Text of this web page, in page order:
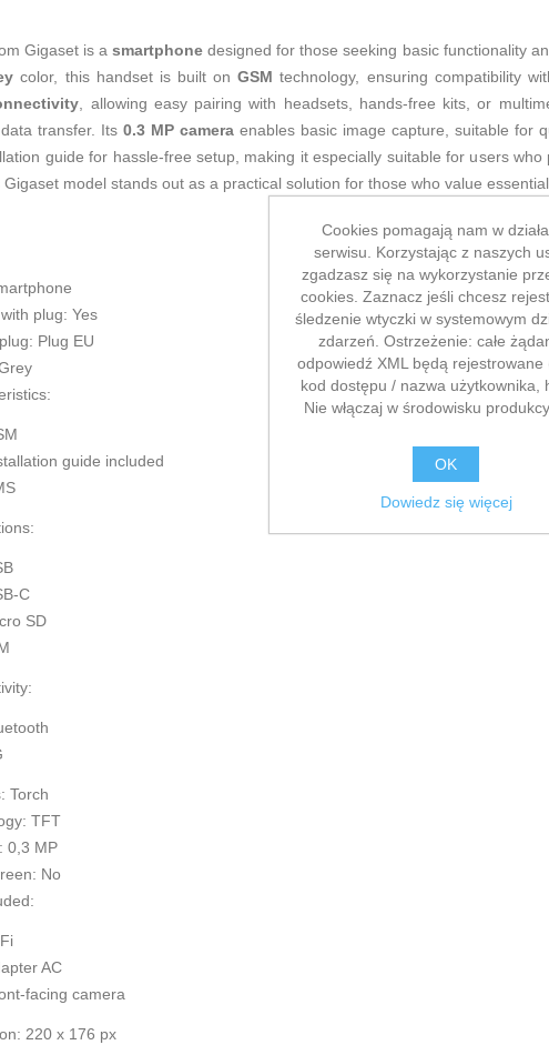
Gigaset is asmartphone designed for those seeking basic functionality
color, this handset is built onGSM technology, ensuring compatibility
, allowing easy pairing with headsets, hands-free kits, or
transfer. Its 0.3 MP camera enables basic image capture, suitable for
guide for hassle-free setup, making it especially suitable for users
model stands out as a practical solution for those who value
plug: Yes
Plug EU
guide included
C
SD
Torch
TFT
0,3 MP
No
AC
facing camera
220 x 176 px
Cookies pomagają nam w
serwisu. Korzystając z naszych
zgadzasz się na wykorzystanie
cookies. Zaznacz jeśli chcesz
śledzenie wtyczki w systemowym
zdarzeń. Ostrzeżenie: całe
odpowiedź XML będą rejestrowane
kod dostępu / nazwa użytkownika,
Nie włączaj w środowisku
OK
Dowiedz się więcej